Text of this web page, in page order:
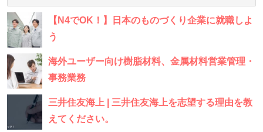
【N4でOK！】日本のものづくり企業に就職しよ
う
海外ユーザー向け樹脂材料、金属材料営業管理・
事務業務
三井住友海上 | 三井住友海上を志望する理由を教
えてください。